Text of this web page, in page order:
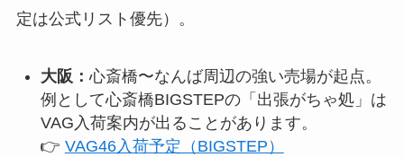
定は公式リスト優先）。
大阪：心斎橋〜なんば周辺の強い売場が起点。
例として心斎橋BIGSTEPの「出張がちゃ処」は
VAG入荷案内が出ることがあります。
👉 VAG46入荷予定（BIGSTEP）